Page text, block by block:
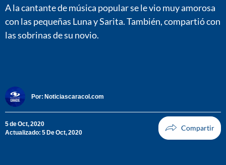
A la cantante de música popular se le vio muy amorosa
con las pequeñas Luna y Sarita. También, compartió con
las sobrinas de su novio.
Por: Noticiascaracol.com
5 de Oct, 2020
Actualizado: 5 De Oct, 2020